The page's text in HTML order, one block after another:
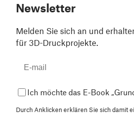
Newsletter
Melden Sie sich an und
für 3D-Druckprojekte.
Ich möchte das E-Book
Durch Anklicken erklären Sie sich damit